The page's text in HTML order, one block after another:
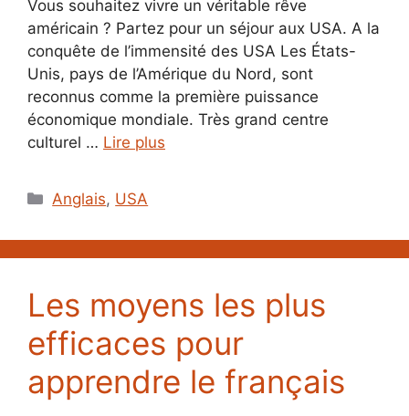
Vous souhaitez vivre un véritable rêve
américain ? Partez pour un séjour aux USA. A la
conquête de l’immensité des USA Les États-
Unis, pays de l’Amérique du Nord, sont
reconnus comme la première puissance
économique mondiale. Très grand centre
culturel … Lire plus
Catégories
Anglais, USA
Les moyens les plus
efficaces pour
apprendre le français